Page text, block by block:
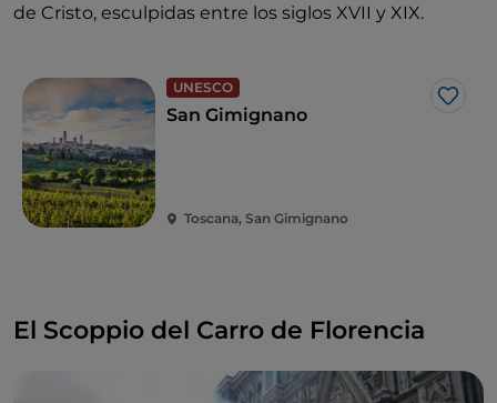
de Cristo, esculpidas entre los siglos XVII y XIX.
UNESCO
Me
San Gimignano
Toscana, San Gimignano
El Scoppio del Carro de Florencia